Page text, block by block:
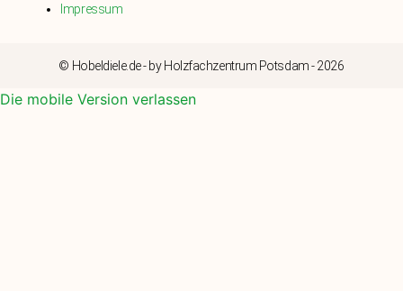
Impressum
© Hobeldiele.de - by Holzfachzentrum Potsdam - 2026
Die mobile Version verlassen